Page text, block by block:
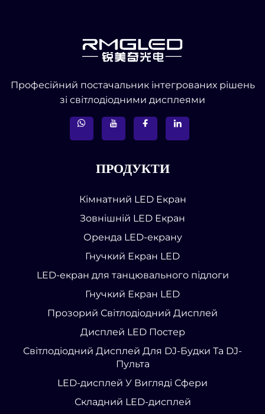
Професійний постачальник інтегрованих рішень
зі світлодіодними дисплеями
ПРОДУКТИ
Кімнатний LED Екран
Зовнішній LED Екран
Оренда LED-екрану
Гнучкий Екран LED
LED-екран для танцювального підлоги
Гнучкий Екран LED
Прозорий Світлодіодний Дисплей
Дисплей LED Постер
Світлодіодний Дисплей Для DJ-Будки Та DJ-
Пульта
LED-дисплей У Вигляді Сфери
Складний LED-дисплей